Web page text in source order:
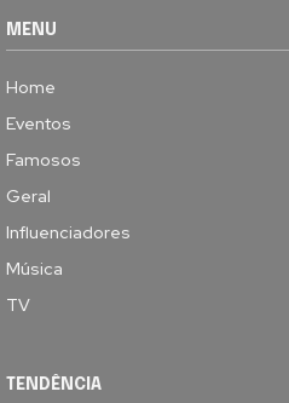
MENU
Home
Eventos
Famosos
Geral
Influenciadores
Música
TV
TENDÊNCIA